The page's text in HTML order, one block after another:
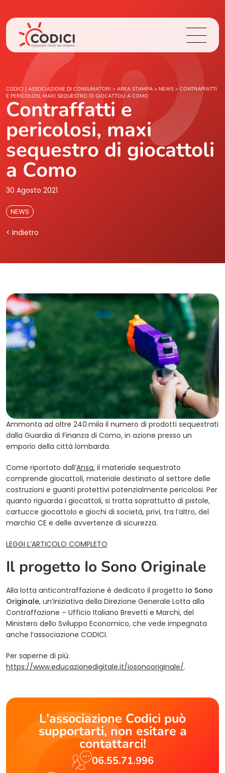
Chi Siamo
Cosa Facciamo
Area Stampa
CODICI | ASSOCIAZIONE DI CONSUMATORI > AREA STAMPA > NEWS > CONTRAFFATTI
E PERICOLOSI, MAXI SEQUESTRO DI GIOCATTOLI A COMO
Contraffatti e
pericolosi, maxi
sequestro di giocattoli
a Como
30 Agosto 2021
NEWS
< Indietro
Ammonta ad oltre 240.mila il numero di prodotti sequestrati
dalla Guardia di Finanza di Como, in azione presso un
emporio della città lombarda.
Come riportato dall’Ansa(opens in a new tab)
, il materiale sequestrato
comprende giocattoli, materiale destinato al settore delle
costruzioni e guanti protettivi potenzialmente pericolosi. Per
quanto riguarda i giocattoli, si tratta soprattutto di pistole,
cartucce giocattolo e giochi di società, privi, tra l’altro, del
marchio CE e delle avvertenze di sicurezza.
LEGGI L’ARTICOLO COMPLETO
Il progetto Io Sono Originale
Alla lotta anticontraffazione è dedicato il progetto Io Sono
Originale, un’iniziativa della Direzione Generale Lotta alla
Contraffazione – Ufficio Italiano Brevetti e Marchi, del
Ministero dello Sviluppo Economico, che vede impegnata
anche l’associazione CODICI.
Per saperne di più:
https://www.educazionedigitale.it/iosonooriginale/(opens in a
.
L’associazione Codici può
supportarti, non esitare a
contattarci!
06.55.71.996